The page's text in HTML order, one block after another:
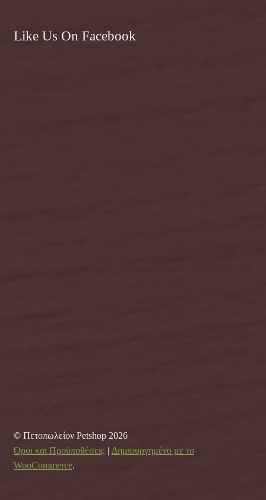
Like Us On Facebook
© Πετοπωλείον Petshop 2026
Όροι και Προϋποθέσεις
Δημιουργημένο με το
WooCommerce.